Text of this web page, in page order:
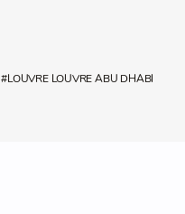
#LOUVRE LOUVRE ABU DHABI